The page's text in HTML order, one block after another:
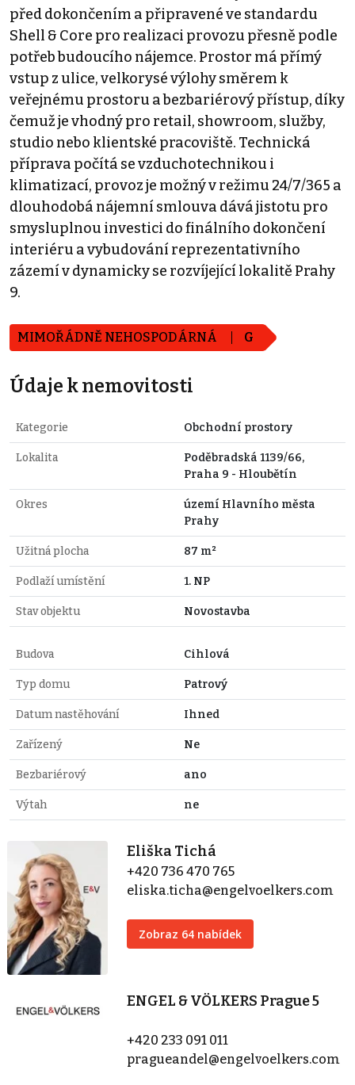
před dokončením a připravené ve standardu
Shell & Core pro realizaci provozu přesně podle
potřeb budoucího nájemce. Prostor má přímý
vstup z ulice, velkorysé výlohy směrem k
veřejnému prostoru a bezbariérový přístup, díky
čemuž je vhodný pro retail, showroom, služby,
studio nebo klientské pracoviště. Technická
příprava počítá se vzduchotechnikou i
klimatizací, provoz je možný v režimu 24/7/365 a
dlouhodobá nájemní smlouva dává jistotu pro
smysluplnou investici do finálního dokončení
interiéru a vybudování reprezentativního
zázemí v dynamicky se rozvíjející lokalitě Prahy
9.
MIMOŘÁDNĚ NEHOSPODÁRNÁ G
Údaje k nemovitosti
Kategorie Obchodní prostory
Lokalita
Poděbradská 1139/66,
Praha 9 - Hloubětín
Okres
území Hlavního města
Prahy
Užitná plocha 87 m²
Podlaží umístění 1. NP
Stav objektu Novostavba
Budova Cihlová
Typ domu Patrový
Datum nastěhování Ihned
Zařízený Ne
Bezbariérový ano
Výtah ne
Eliška Tichá
+420 736 470 765
eliska.ticha@engelvoelkers.com
Zobraz 64 nabídek
ENGEL & VÖLKERS Prague 5
+420 233 091 011
pragueandel@engelvoelkers.com